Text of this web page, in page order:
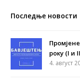
Последње новости
року (I и
4. август